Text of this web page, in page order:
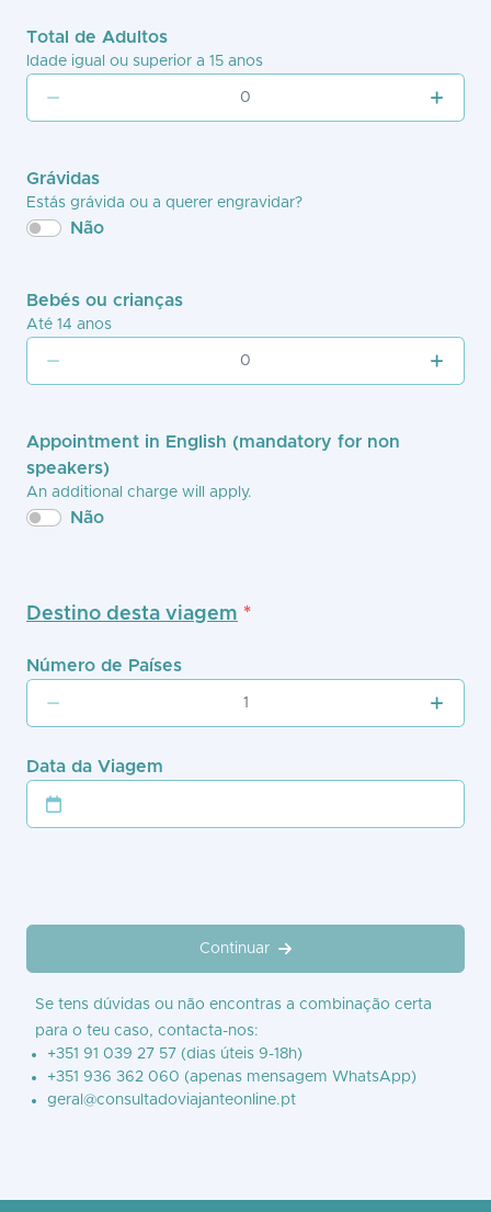
Total de Adultos
Idade igual ou superior a 15 anos
Grávidas
Estás grávida ou a querer engravidar?
Não
Bebés ou crianças
Até 14 anos
Appointment in English (mandatory for non
speakers)
An additional charge will apply.
Não
Destino desta viagem *
Número de Países
Data da Viagem
Continuar
Se tens dúvidas ou não encontras a combinação certa
para o teu caso, contacta-nos:
+351 91 039 27 57 (dias úteis 9-18h)
+351 936 362 060 (apenas mensagem WhatsApp)
geral@consultadoviajanteonline.pt